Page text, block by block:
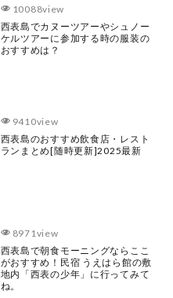
10088view
西表島でカヌーツアーやシュノー
ケルツアーに参加する時の服装の
おすすめは？
9410view
西表島のおすすめ飲食店・レスト
ランまとめ[随時更新]2025最新
8971view
西表島で朝食モーニングならここ
がおすすめ！民宿 うえはら館の敷
地内「西表の少年」に行ってみて
ね。